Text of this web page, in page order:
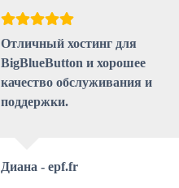
Отличный хостинг для
BigBlueButton и хорошее
качество обслуживания и
поддержки.
Диана - epf.fr